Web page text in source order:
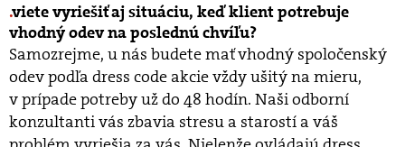
viete vyriešiť aj situáciu, keď klient potrebuje
vhodný odev na poslednú chvíľu?
Samozrejme, u nás budete mať vhodný spoločenský
odev podľa dress code akcie vždy ušitý na mieru,
v prípade potreby už do 48 hodín. Naši odborní
konzultanti vás zbavia stresu a starostí a váš